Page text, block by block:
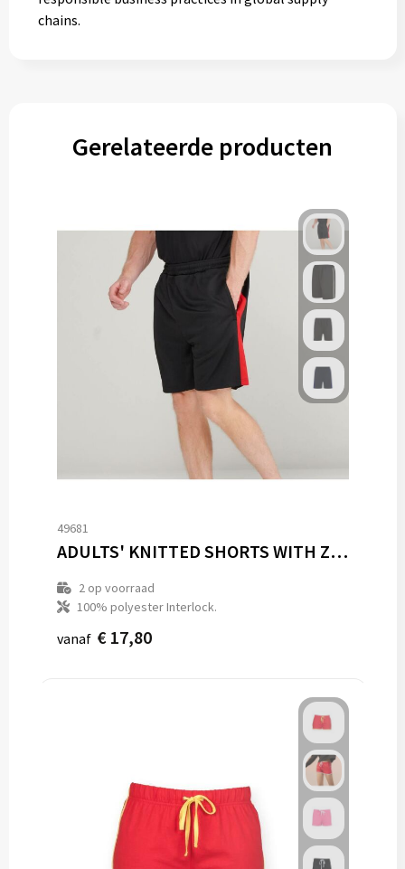
chains.
Gerelateerde producten
49681
ADULTS' KNITTED SHORTS WITH ZIP POCKETS
2op voorraad
100% polyester Interlock.
vanaf € 17,80